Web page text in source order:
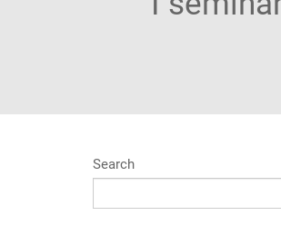
Tutto il catalogo
Incipit
Search